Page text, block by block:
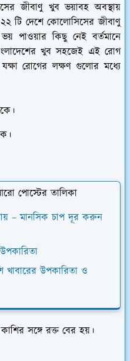
জীবাণু খুব ভয়াবহ অবস্থায়
২২ টি দেশে কোলোসিসের জীবাণু
পাওয়ার কিছু নেই বর্তমানে
খুব সহজেই এই রোগ
রোগের লক্ষণ গুলোর মধ্যে
পোস্টের তালিকা
– মানসিক চাপ দূর করুন
খাবারের উপকারিতা ও
সঙ্গে রক্ত বের হয়।